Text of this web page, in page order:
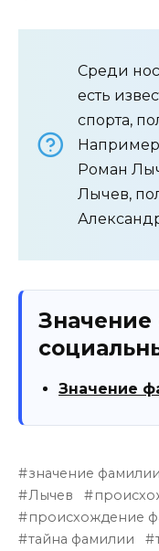
Среди
есть
спорта,
Роман
Лычев,
Значение
значение фамилии
Лычев
происхождение
тайна фамилии